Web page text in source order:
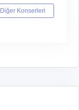
Diğer Konserleri